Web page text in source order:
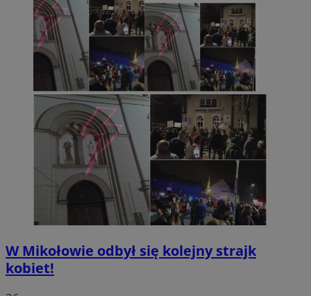
W Mikołowie odbył się kolejny strajk
kobiet!